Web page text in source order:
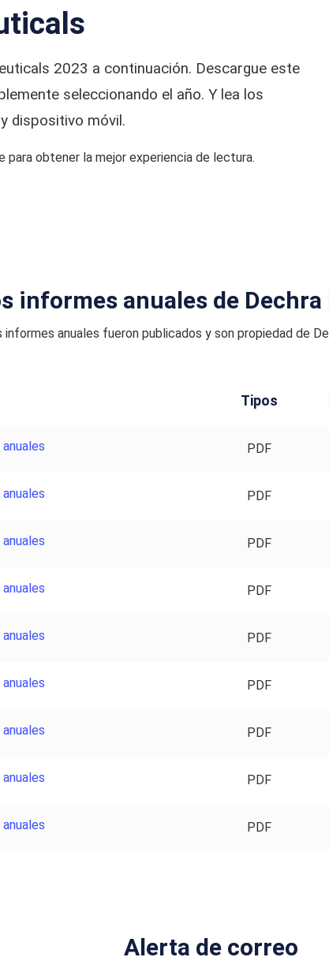
2023 a continuación. Descargue este
seleccionando el año. Y lea los
dispositivo móvil.
obtener la mejor experiencia de lectura.
informes anuales de
informes anuales fueron publicados y son propiedad de
Tipos
PDF
PDF
PDF
PDF
PDF
PDF
PDF
PDF
PDF
Alerta de correo